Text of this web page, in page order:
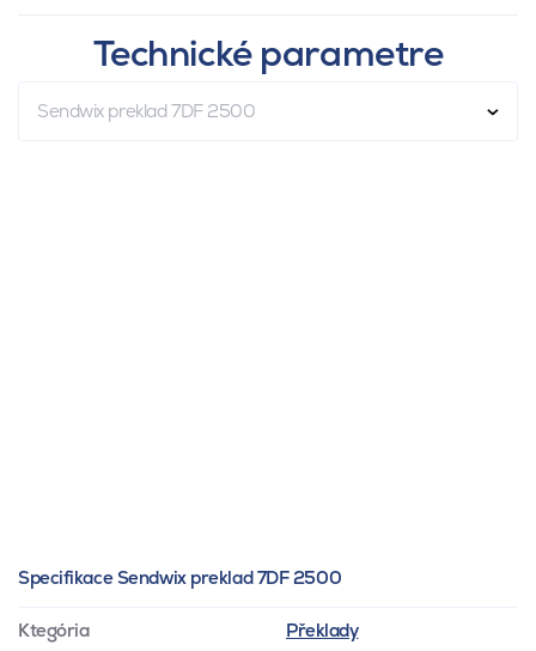
Technické parametre
Sendwix preklad 7DF 2500
Specifikace Sendwix preklad 7DF 2500
Ktegória Překlady